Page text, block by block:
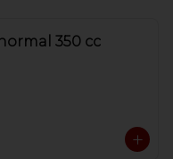
350 cc